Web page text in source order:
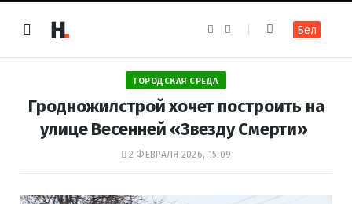
e
b
o
o
k
t
a
m
Бел
ГОРОДСКАЯ СРЕДА
Гродножилстрой хочет построить на
улице Весенней «Звезду Смерти»
2 ФЕВРАЛЯ 2026, 15:09